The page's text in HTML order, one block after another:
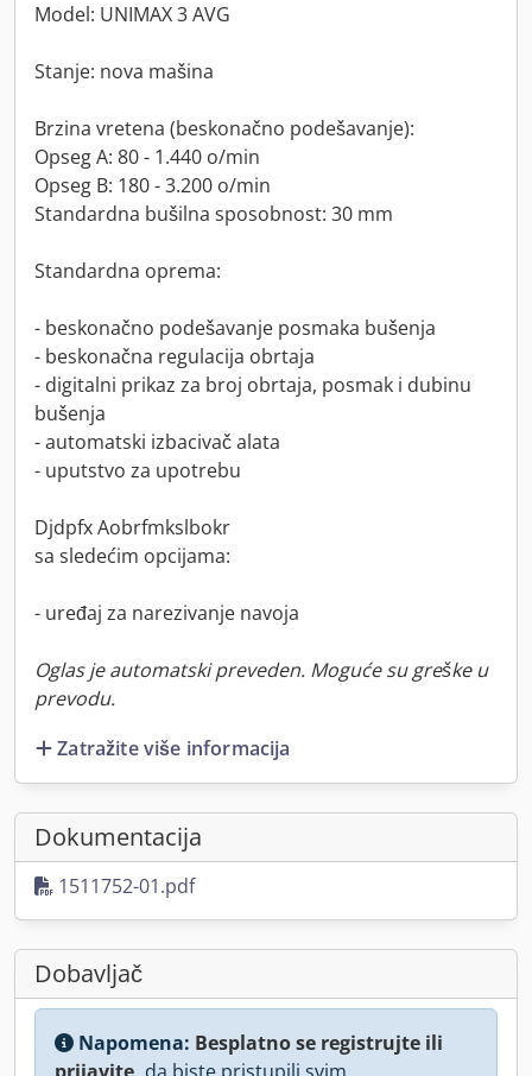
Model: UNIMAX 3 AVG
Stanje: nova mašina
Brzina vretena (beskonačno podešavanje):
Opseg A: 80 - 1.440 o/min
Opseg B: 180 - 3.200 o/min
Standardna bušilna sposobnost: 30 mm
Standardna oprema:
- beskonačno podešavanje posmaka bušenja
- beskonačna regulacija obrtaja
- digitalni prikaz za broj obrtaja, posmak i dubinu
bušenja
- automatski izbacivač alata
- uputstvo za upotrebu
Djdpfx Aobrfmkslbokr
sa sledećim opcijama:
- uređaj za narezivanje navoja
Oglas je automatski preveden. Moguće su greške u
prevodu.
Zatražite više informacija
Dokumentacija
1511752-01.pdf
Dobavljač
Napomena: Besplatno se registrujte ili